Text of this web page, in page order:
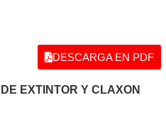
DESCARGA EN PDF
EXTINTOR Y CLAXON